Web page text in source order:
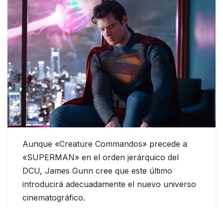
Aunque «Creature Commandos» precede a
«SUPERMAN» en el orden jerárquico del
DCU, James Gunn cree que este último
introducirá adecuadamente el nuevo universo
cinematográfico.